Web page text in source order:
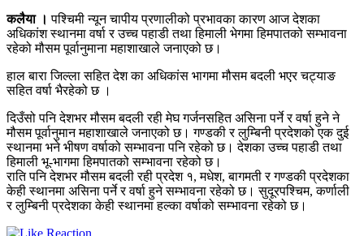
कलैया । पश्चिमी न्यून चापीय प्रणालीको प्रभावका कारण आज देशका
अधिकांश स्थानमा वर्षा र उच्च पहाडी तथा हिमाली भेगमा हिमपातको सम्भावना
रहेको मौसम पूर्वानुमाना महाशाखाले जनाएको छ।
हाल बारा जिल्ला सहित देश का अधिकांस भागमा मौसम बदली भएर चट्याङ
सहित वर्षा भैरहेको छ ।
दिउँसो पनि देशभर मौसम बदली रही मेघ गर्जनसहित असिना पर्ने र वर्षा हुने ने
मौसम पूर्वानुमान महाशाखाले जनाएको छ। गण्डकी र लुम्बिनी प्रदेशको एक दुई
स्थानमा भने भीषण वर्षाको सम्भावना पनि रहेको छ। देशका उच्च पहाडी तथा
हिमाली भू-भागमा हिमपातको सम्भावना रहेको छ।
राति पनि देशभर मौसम बदली रही प्रदेश १, मधेश, बागमती र गण्डकी प्रदेशका
केही स्थानमा असिना पर्ने र वर्षा हुने सम्भावना रहेको छ। सुदूरपश्चिम, कर्णाली
र लुम्बिनी प्रदेशका केही स्थानमा हल्का वर्षाको सम्भावना रहेको छ।